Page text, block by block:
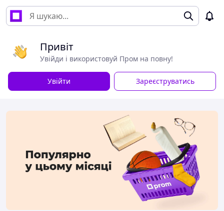
Привіт
Увійди і використовуй Пром на повну!
Увійти Зареєструватись